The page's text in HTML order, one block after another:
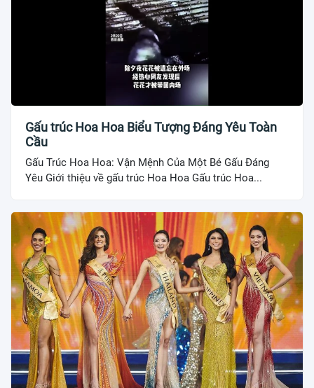
Gấu trúc Hoa Hoa Biểu Tượng Đáng Yêu Toàn
Cầu
Gấu Trúc Hoa Hoa: Vận Mệnh Của Một Bé Gấu Đáng
Yêu Giới thiệu về gấu trúc Hoa Hoa Gấu trúc Hoa...